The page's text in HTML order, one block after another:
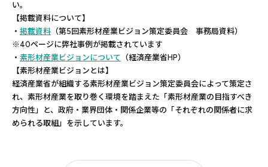
い。
【掲載資料について】
・ 掲載資料 （第5回素形材産業ビジョン策定委員会 事務局資料）
※40ページに弊社事例が掲載されています
・ 素形材産業ビジョンについて （経済産業省HP）
【素形材産業ビジョンとは】
経済産業省が組織する素形材産業ビジョン策定委員会によって策定さ
れ、素形材産業を取り巻く環境を踏まえた「素形材産業の目指すべき
方向性」と、政府・業界団体・関係企業等の「それぞれの関係者に求
められる取組」を示しています。